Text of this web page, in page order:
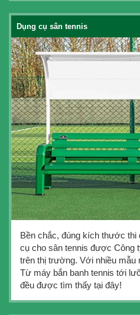
Dụng cụ sân tennis
Bền chắc, đúng kích thước thi
cụ cho sân tennis được Công
trên thị trường. Với nhiều mẫu
Từ máy bắn banh tennis tới
đều được tìm thấy tại đây!